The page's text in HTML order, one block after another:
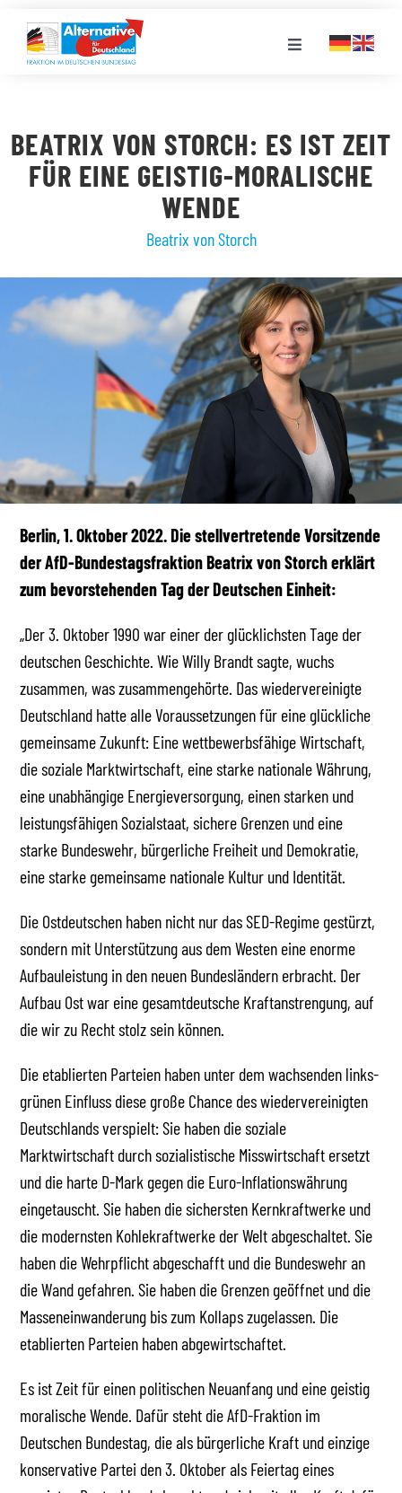
Inhalt
springen
Toggle
LANDESGRUPPEN
PRESSE
STELLENPORTAL
BEATRIX VON STORCH: ES IST ZEIT
FÜR EINE GEISTIG-MORALISCHE
WENDE
Beatrix von Storch
Berlin, 1. Oktober 2022. Die stellvertretende Vorsitzende
der AfD-Bundestagsfraktion Beatrix von Storch erklärt
zum bevorstehenden Tag der Deutschen Einheit:
„Der 3. Oktober 1990 war einer der glücklichsten Tage der
deutschen Geschichte. Wie Willy Brandt sagte, wuchs
zusammen, was zusammengehörte. Das wiedervereinigte
Deutschland hatte alle Voraussetzungen für eine glückliche
gemeinsame Zukunft: Eine wettbewerbsfähige Wirtschaft,
die soziale Marktwirtschaft, eine starke nationale Währung,
eine unabhängige Energieversorgung, einen starken und
leistungsfähigen Sozialstaat, sichere Grenzen und eine
starke Bundeswehr, bürgerliche Freiheit und Demokratie,
eine starke gemeinsame nationale Kultur und Identität.
Die Ostdeutschen haben nicht nur das SED-Regime gestürzt,
sondern mit Unterstützung aus dem Westen eine enorme
Aufbauleistung in den neuen Bundesländern erbracht. Der
Aufbau Ost war eine gesamtdeutsche Kraftanstrengung, auf
die wir zu Recht stolz sein können.
Die etablierten Parteien haben unter dem wachsenden links-
grünen Einfluss diese große Chance des wiedervereinigten
Deutschlands verspielt: Sie haben die soziale
Marktwirtschaft durch sozialistische Misswirtschaft ersetzt
und die harte D-Mark gegen die Euro-Inflationswährung
eingetauscht. Sie haben die sichersten Kernkraftwerke und
die modernsten Kohlekraftwerke der Welt abgeschaltet. Sie
haben die Wehrpflicht abgeschafft und die Bundeswehr an
die Wand gefahren. Sie haben die Grenzen geöffnet und die
Masseneinwanderung bis zum Kollaps zugelassen. Die
etablierten Parteien haben abgewirtschaftet.
Es ist Zeit für einen politischen Neuanfang und eine geistig
moralische Wende. Dafür steht die AfD-Fraktion im
Deutschen Bundestag, die als bürgerliche Kraft und einzige
konservative Partei den 3. Oktober als Feiertag eines